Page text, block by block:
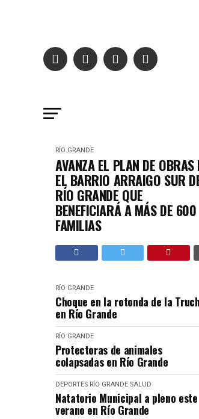
RÍO GRANDE
AVANZA EL PLAN DE OBRAS
EL BARRIO ARRAIGO SUR
RÍO GRANDE QUE
BENEFICIARÁ A MÁS DE 600
FAMILIAS
RÍO GRANDE
Choque en la rotonda de la
en Río Grande
RÍO GRANDE
Protectoras de animales
colapsadas en Río Grande
DEPORTES RÍO GRANDE SALUD
Natatorio Municipal a pleno este
verano en Río Grande